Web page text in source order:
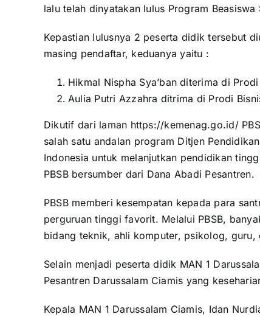
lalu telah dinyatakan lulus Program
Kepastian lulusnya 2 peserta didik tersebut
masing pendaftar, keduanya yaitu :
Hikmal Nispha Sya’ban diterima di
Aulia Putri Azzahra ditrima di Prodi
Dikutif dari laman https://kemenag.go.id/
salah satu andalan program Ditjen
Indonesia untuk melanjutkan pendidikan
PBSB bersumber dari Dana Abadi Pesantren.
PBSB memberi kesempatan kepada para
perguruan tinggi favorit. Melalui PBSB,
bidang teknik, ahli komputer, psikolog, guru,
Selain menjadi peserta didik MAN 1
Pesantren Darussalam Ciamis yang
Kepala MAN 1 Darussalam Ciamis, Idan